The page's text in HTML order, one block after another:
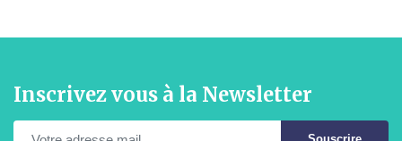
Inscrivez vous à la Newsletter